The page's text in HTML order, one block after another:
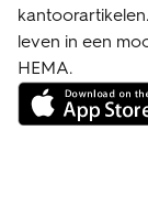
leven in een
HEMA.